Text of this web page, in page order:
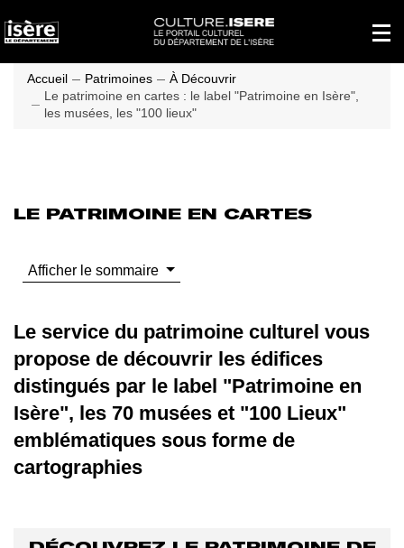
le
Accueil Patrimoines
À Découvrir
Le patrimoine en cartes : le label "Patrimoine en Isère",
les musées, les "100 lieux"
LE PATRIMOINE EN CARTES
Afficher le sommaire
Le service du patrimoine culturel vous
propose de découvrir les édifices
distingués par le label "Patrimoine en
Isère", les 70 musées et "100 Lieux"
emblématiques sous forme de
cartographies